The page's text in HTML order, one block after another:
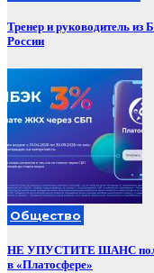
Тренер и руководитель из
России
Общество
НЕ УПУСТИТЕ ШАНС
в «Платосфере»